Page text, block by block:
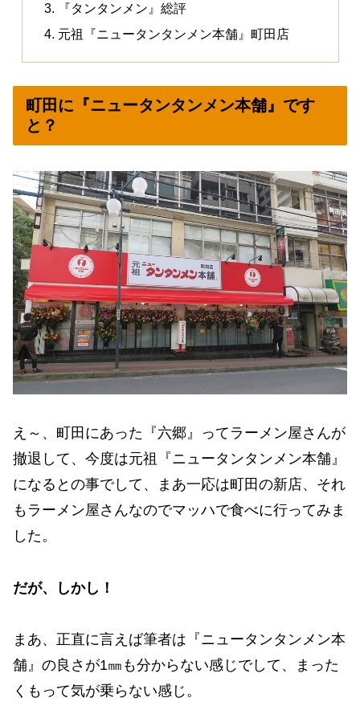
『タンタンメン』総評
元祖『ニュータンタンメン本舗』町田店
町田に『ニュータンタンメン本舗』です
と？
え～、町田にあった『六郷』ってラーメン屋さんが
撤退して、今度は元祖『ニュータンタンメン本舗』
になるとの事でして、まあ一応は町田の新店、それ
もラーメン屋さんなのでマッハで食べに行ってみま
した。
だが、しかし！
まあ、正直に言えば筆者は『ニュータンタンメン本
舗』の良さが1㎜も分からない感じでして、まった
くもって気が乗らない感じ。